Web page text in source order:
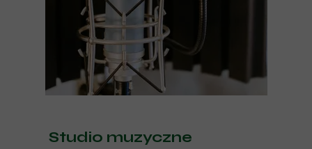
Studio muzyczne